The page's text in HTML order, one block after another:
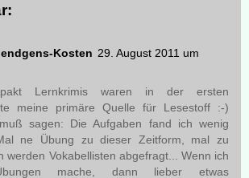
Kosten 29. August 2011 um
Lernkrimis waren in der ersten
meine primäre Quelle für Lesestoff :-)
sagen: Die Aufgaben fand ich wenig
ne Übung zu dieser Zeitform, mal zu
werden Vokabellisten abgefragt... Wenn ich
mache, dann lieber etwas